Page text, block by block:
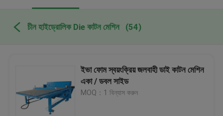
চীন হাইড্রোলিক Die কাটন মেশিন (54)
ইভা ফোম স্বয়ংক্রিয় জলবাহী ডাই কাটন মেশিন
একা / ডবল সাইড
MOQ：1 বিন্যাস করুন